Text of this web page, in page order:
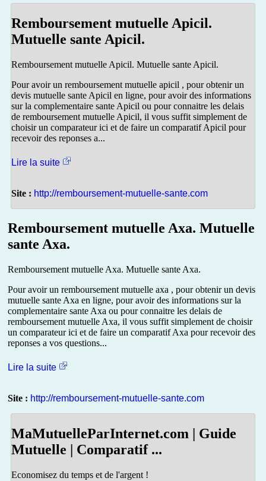
Remboursement mutuelle Apicil.
Mutuelle sante Apicil.
Remboursement mutuelle Apicil. Mutuelle sante Apicil.
Pour avoir un remboursement mutuelle apicil , pour obtenir un
devis mutuelle sante Apicil en ligne, pour avoir des informations
sur la complementaire sante Apicil ou pour connaitre les delais
de remboursement mutuelle Apicil, il vous suffit simplement de
choisir un comparateur ici et de faire un comparatif Apicil pour
recevoir des reponses a...
Lire la suite
Site : http://remboursement-mutuelle-sante.com
Remboursement mutuelle Axa. Mutuelle
sante Axa.
Remboursement mutuelle Axa. Mutuelle sante Axa.
Pour avoir un remboursement mutuelle axa , pour obtenir un devis
mutuelle sante Axa en ligne, pour avoir des informations sur la
complementaire sante Axa ou pour connaitre les delais de
remboursement mutuelle Axa, il vous suffit simplement de choisir
un comparateur ici et de faire un comparatif Axa pour recevoir des
reponses a vos questions...
Lire la suite
Site : http://remboursement-mutuelle-sante.com
MaMutuelleParInternet.com | Guide
Mutuelle | Comparatif ...
Economisez du temps et de l'argent !